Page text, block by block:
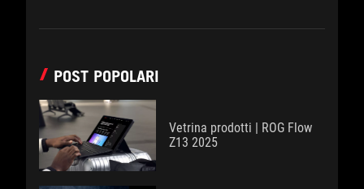
POST POPOLARI
Vetrina prodotti | ROG Flow
Z13 2025